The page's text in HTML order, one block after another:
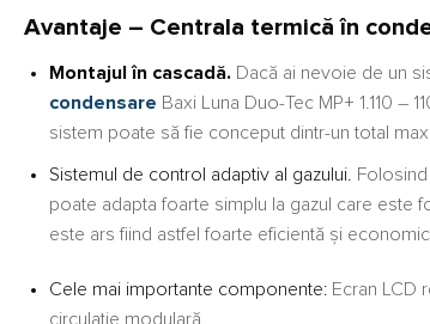
Avantaje – Centrala termică în
Montajul în cascadă. Dacă ai nevoie de un
condensare Baxi Luna Duo-Tec MP+ 1.110 –
sistem poate să fie conceput dintr-un total
Sistemul de control adaptiv al gazului.
poate adapta foarte simplu la gazul care este
este ars fiind astfel foarte eficientă și
Cele mai importante componente: Ecran LCD
circulație modulară.